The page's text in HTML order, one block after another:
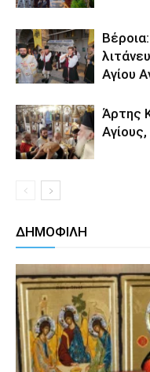
Αγίου
Άρτης
ΔΗΜΟΦΙΛΗ